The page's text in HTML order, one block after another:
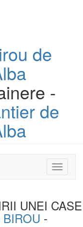
de
-
de
Toggle
UNEI CASE
-